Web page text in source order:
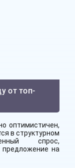
от топ-
оптимистичен,
в структурном
спрос,
предложение на